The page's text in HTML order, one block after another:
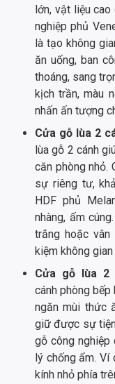
lớn, vật liệu
nghiệp phủ
là tạo không
ăn uống, ban
thoáng, sang
kịch trần, màu
nhấn ấn tượng
Cửa gỗ lùa 2
lùa gỗ 2 cánh
căn phòng nhỏ.
sự riêng tư,
HDF phủ
nhàng, ấm
trắng hoặc
kiệm không
Cửa gỗ lùa 2
cánh phòng
ngăn mùi thức
giữ được sự
gỗ công nghiệp
lý chống ẩm. Ví
kính nhỏ phía